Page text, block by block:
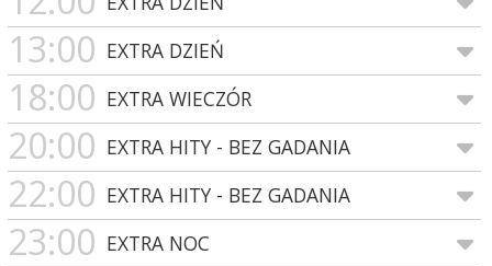
13:00 EXTRA DZIEŃ
18:00 EXTRA WIECZÓR
20:00 EXTRA HITY - BEZ GADANIA
22:00 EXTRA HITY - BEZ GADANIA
23:00 EXTRA NOC